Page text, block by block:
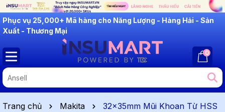
INSUMART: Lắng Nghe - Thấu Hiểu - Cải Tiến
Phục vụ 25,000+ Mã hàng cho Năng Lượng - Hàng Hải - Sản
Xuất - Thương Mại
0
Trang chủ Makita
32x35mm Mũi Khoan Từ HSS